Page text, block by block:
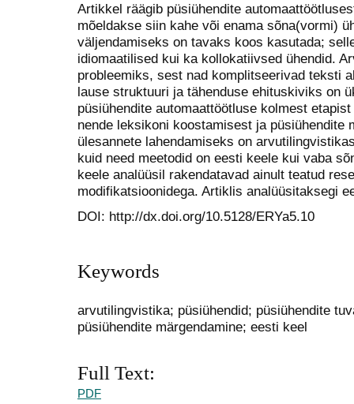
Artikkel räägib püsiühendite
mõeldakse siin kahe või enama sõna(vormi)
väljendamiseks on tavaks koos kasutada;
idiomaatilised kui ka kollokatiivsed ühendid.
probleemiks, sest nad komplitseerivad teksti
lause struktuuri ja tähenduse ehituskiviks on
püsiühendite automaattöötluse kolmest
nende leksikoni koostamisest ja püsiühendite
ülesannete lahendamiseks on
kuid need meetodid on eesti keele kui vaba
keele analüüsil rakendatavad ainult teatud
modifikatsioonidega. Artiklis analüüsitaksegi
DOI: http://dx.doi.org/10.5128/ERYa5.10
Keywords
arvutilingvistika; püsiühendid; püsiühendite
püsiühendite märgendamine; eesti keel
Full Text:
PDF